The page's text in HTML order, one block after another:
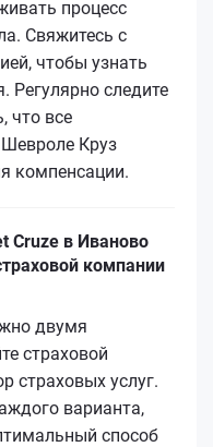
процесс
Свяжитесь с
чтобы узнать
Регулярно следите
что все
Круз
компенсации.
Cruze в Иваново
компании
двумя
страховой
страховых услуг.
варианта,
способ